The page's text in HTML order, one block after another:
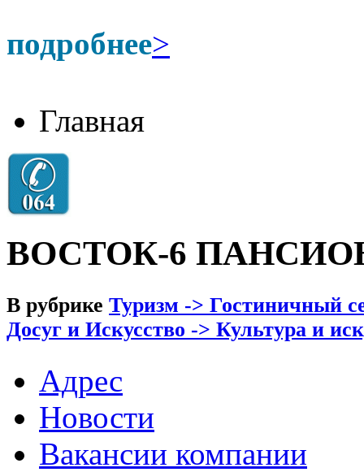
подробнее>
Главная
ВОСТОК-6
В рубрике Туризм -> Гостиничный
Досуг и Искусство -> Культура и
Адрес
Новости
Вакансии компании